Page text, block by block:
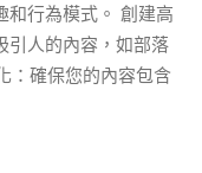
和行為模式。 創建高
引人的內容，如部落
：確保您的內容包含